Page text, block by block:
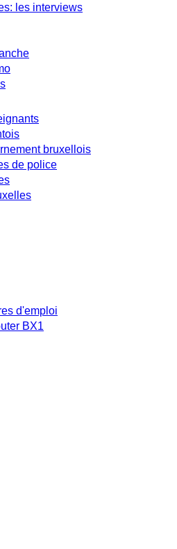
les interviews
bruxellois
de police
d'emploi
BX1